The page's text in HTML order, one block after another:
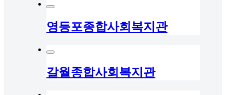
영등포종합사회복지관
갈월종합사회복지관